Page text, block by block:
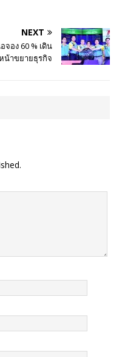
NEXT
จอง 60 % เดิน
น้าขยายธุรกิจ